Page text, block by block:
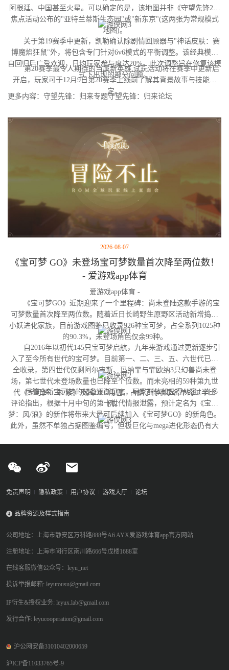
阿根廷、中国甚至火星。可以确定的是，该地图并非《守望先锋2》
焦点活动公布的"亚特兰蒂斯生态园"或"新东京"(这两张为常规模式
地图)。
关于第19赛季中更新，凯勒确认除剧情回顾器与"神话皮肤：赛
博魔焰狂鼠"外，将包含专门针对6v6模式的平衡调整。该经典模式
自回归后广受欢迎，日均玩家参与度达20%。此次调整旨在修复该模
式下出现的部分问题。
第20赛季最令人期待的当属新英雄,试玩活动将在赛季中更新后
开启，玩家可于12月9日第20赛季上线前了解其背景故事与技能设
定。
更多内容：守望先锋：归来专题守望先锋：归来论坛
2026-08-07
《宝可梦 GO》未登场宝可梦数量首次降至两位数！
- 爱游戏app体育
爱游戏app体育 -
《宝可梦GO》近期迎来了一个里程碑：尚未登陆这款手游的宝
可梦数量首次降至两位数。随着近日长崎野生原野区活动新增捣蛋
小妖进化家族，目前游戏图鉴已收录926种宝可梦，占全系列1025种
的90.3%，未登场角色仅余99种。
自2016年以初代145只宝可梦启航，九年来游戏通过更新逐步引
入了至今所有世代的宝可梦。目前第一、二、三、五、六世代已完
全收录，第四世代仅剩阿尔宙斯、玛纳霏与霏欧纳3只幻兽尚未登
场，第七世代未登场数量也已降至个位数。而未亮相的59种第九世
代《宝可梦：朱/紫》及其DLC角色，占据了待收录名单的过半比
例。
尽管全新宝可梦的储备逐渐见底，玩家群体却显得从容。许多
评论指出，根据十月中旬的第十世代情报泄露，预计定名为《宝可
梦：风/浪》的新作将带来大量可后续加入《宝可梦GO》的新角色。
此外，虽然不单独占据图鉴编号，但极巨化与mega进化形态仍有大
免责声明 隐私政策 用户协议 游戏大厅 论坛
品牌资源及样式指南
公司地址：上海市静安区万科路888号A6 AYX爱游戏体育app官方网站
注册地址：上海市闵行区南川路666号戊楼1688室
在线客服微信公众号：leyu_net
投诉举报邮箱: leyutousu@gmail.com
IP衍生&授权业务: leyux.lab@gmail.com
发行合作: leyucooperation@gmail.com
沪公网安备31010402000659
沪ICP备11033765号-9